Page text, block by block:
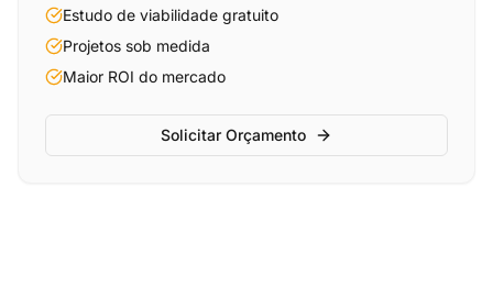
Estudo de viabilidade gratuito
Projetos sob medida
Maior ROI do mercado
Solicitar Orçamento